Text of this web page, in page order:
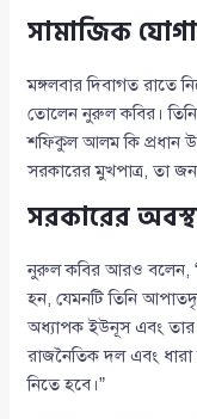
সামাজিক
মঙ্গলবার দিবাগত রাতে
তোলেন নুরুল কবির। তিনি
শফিকুল আলম কি প্রধান
সরকারের মুখপাত্র, তা
সরকারের
নুরুল কবির আরও বলেন,
হন, যেমনটি তিনি
অধ্যাপক ইউনূস এবং তার
রাজনৈতিক দল এবং ধারা
নিতে হবে।”